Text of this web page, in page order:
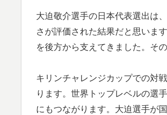
大迫敬介選手の日本代表選出は
さが評価された結果だと思いま
を後方から支えてきました。そ
キリンチャレンジカップでの対
ります。世界トップレベルの選
にもつながります。大迫選手が